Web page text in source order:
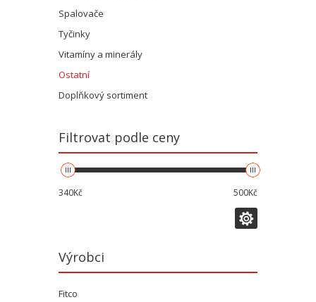
Spalovače
Tyčinky
Vitamíny a minerály
Ostatní
Doplňkový sortiment
Filtrovat podle ceny
340Kč 500Kč
Výrobci
Fitco